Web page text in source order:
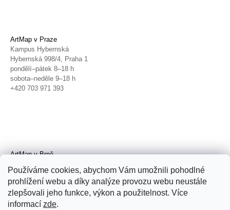
Používáme cookies, abychom Vám umožnili pohodlné
prohlížení webu a díky analýze provozu webu neustále
zlepšovali jeho funkce, výkon a použitelnost. Více
informací zde.
ArtMap v Praze
Kampus Hybernská
Hybernská 998/4, Praha 1
pondělí–pátek 8–18 h
sobota–neděle 9–18 h
+420 703 971 393
ArtMap v Brně
Radnická 4, Brno
úterý–pátek 11–19 h
sobota 14–19 h
+420 702 152 298